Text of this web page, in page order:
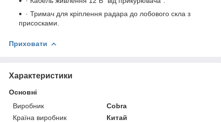
· Тримач для кріплення радара до лобового скла з
присосками.
Приховати
Характеристики
Основні
Виробник
Cobra
Країна виробник
Китай